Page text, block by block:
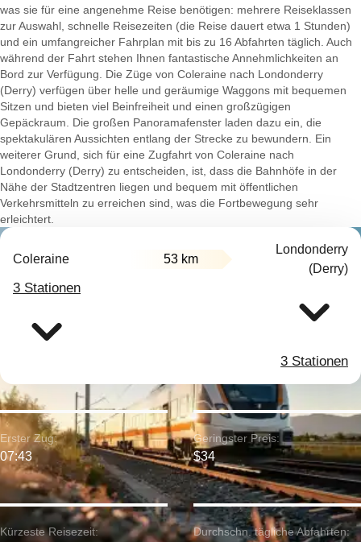
was sie für eine angenehme Reise benötigen: mehrere Reiseklassen
zur Auswahl, schnelle Reisezeiten (die Reise dauert etwa 1 Stunden)
und ein umfangreicher Fahrplan mit bis zu 16 Abfahrten täglich. Auch
während der Fahrt stehen Ihnen fantastische Annehmlichkeiten an
Bord zur Verfügung. Die Züge von Coleraine nach Londonderry
(Derry) verfügen über helle und geräumige Waggons mit bequemen
Sitzen und bieten viel Beinfreiheit und einen großzügigen
Gepäckraum. Die großen Panoramafenster laden dazu ein, die
spektakulären Aussichten entlang der Strecke zu bewundern. Ein
weiterer Grund, sich für eine Zugfahrt von Coleraine nach
Londonderry (Derry) zu entscheiden, ist, dass die Bahnhöfe in der
Nähe der Stadtzentren liegen und bequem mit öffentlichen
Verkehrsmitteln zu erreichen sind, was die Fortbewegung sehr
erleichtert.
Coleraine 53 km
Londonderry
(Derry)
3 Stationen
3 Stationen
Kürzeste Reisezeit:
Erster Zug:
07:43
Geringster Preis:
$34
Durchschn. tägliche Abfahrten: